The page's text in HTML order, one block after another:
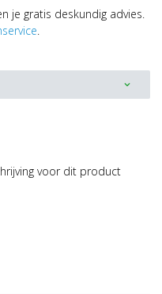
je gratis deskundig advies.
.
expand_more
voor dit product